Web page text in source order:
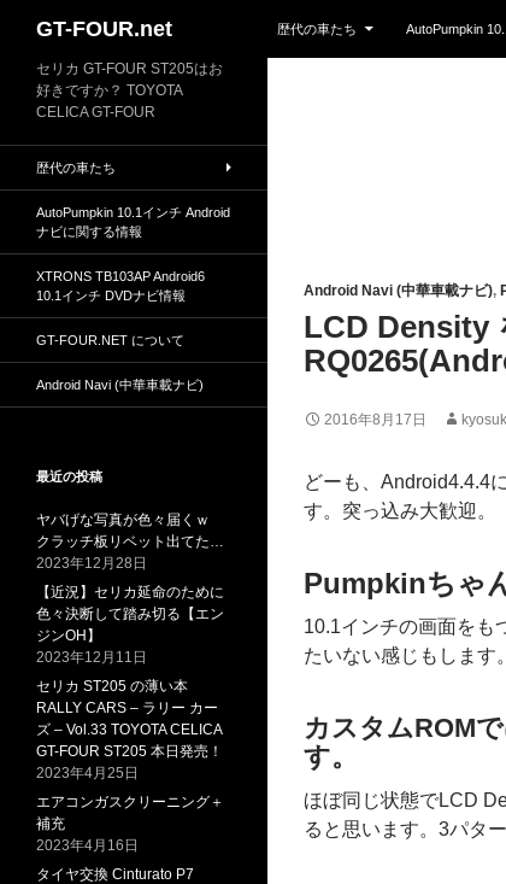
GT-FOUR.net
歴代の車たち
AutoPumpkin
Android Navi (中華車載ナビ),
LCD Density
2016年8月17日
どーも、Android4.4.4
す。突っ込み大歓迎。
Pumpkinちゃ
10.1インチの画面をも
たいない感じもします。
カスタムROM
す。
ほぼ同じ状態でLCD
ると思います。3パタ
セリカ GT-FOUR ST205はお
好きですか？ TOYOTA
CELICA GT-FOUR
歴代の車たち
AutoPumpkin 10.1インチ Android
ナビに関する情報
XTRONS TB103AP Android6
10.1インチ DVDナビ情報
GT-FOUR.NET について
Android Navi (中華車載ナビ)
最近の投稿
ヤバげな写真が色々届くｗ
クラッチ板リベット出てた…
2023年12月28日
【近況】セリカ延命のために
色々決断して踏み切る【エン
ジンOH】
2023年12月11日
セリカ ST205 の薄い本
RALLY CARS – ラリー カー
ズ – Vol.33 TOYOTA CELICA
GT-FOUR ST205 本日発売！
2023年4月25日
エアコンガスクリーニング＋
補充
2023年4月16日
タイヤ交換 Cinturato P7